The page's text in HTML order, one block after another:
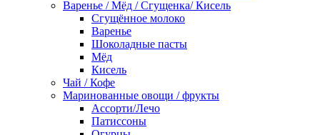
Варенье / Мёд / Сгущенка/ Кисель
Сгущённое молоко
Варенье
Шоколадные пасты
Мёд
Кисель
Чай / Кофе
Маринованные овощи / фрукты
Ассорти/Лечо
Патиссоны